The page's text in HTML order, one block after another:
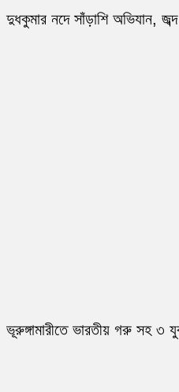
দুধকুমার নদে সাঁড়াশি অভিযান,
ভূরুঙ্গামারীতে ভারতীয় গরু সহ ৩